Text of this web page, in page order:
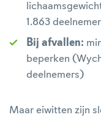
1.863
Bij afvallen:
beperken
deelnemers)
Maar eiwitten zijn